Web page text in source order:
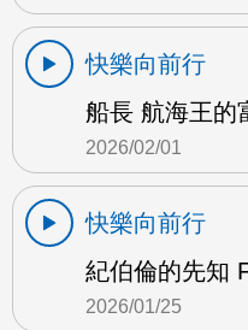
快樂向前行
船長 航海王的
2026/02/01
快樂向前行
紀伯倫的先知
2026/01/25